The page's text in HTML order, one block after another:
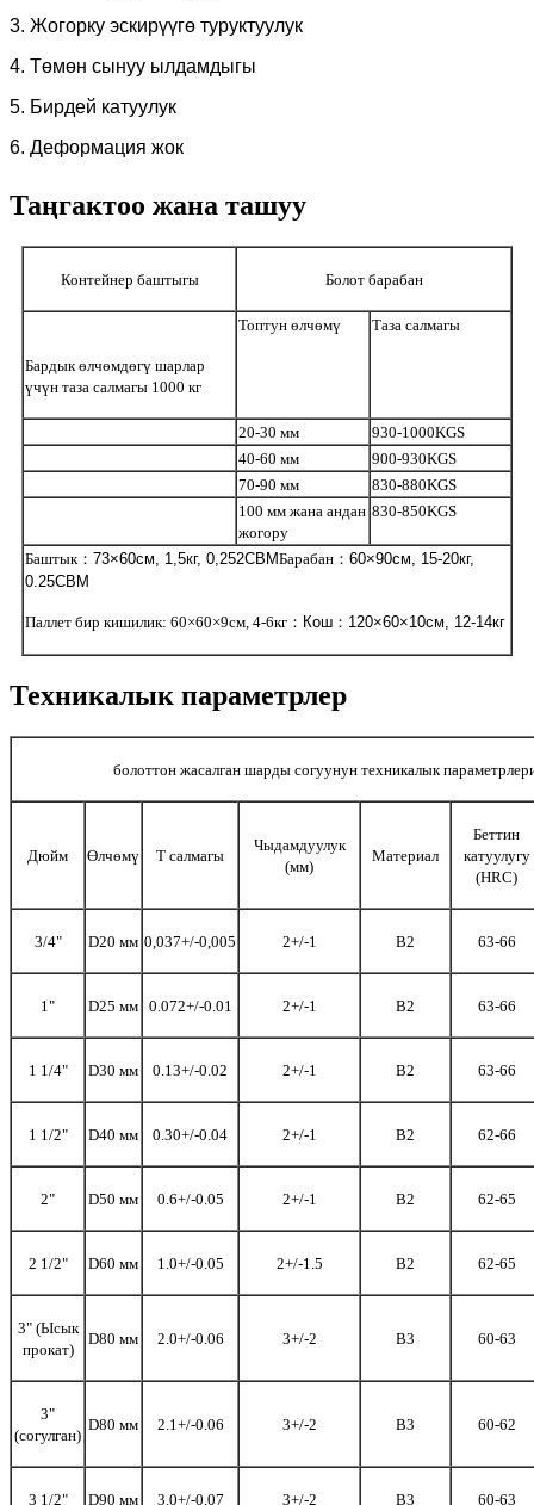
3. Жогорку эскирүүгө туруктуулук
4. Төмөн сынуу ылдамдыгы
5. Бирдей катуулук
6. Деформация жок
Таңгактоо жана ташуу
Контейнер баштыгы Болот барабан
Бардык өлчөмдөгү шарлар
үчүн таза салмагы 1000 кг
Топтун өлчөмү Таза салмагы
20-30 мм
930-1000KGS
40-60 мм
900-930KGS
70-90 мм
830-880KGS
100 мм жана андан
жогору
830-850KGS
Баштык ： 73×60см, 1,5кг, 0,252CBMБарабан ： 60×90см, 15-20кг,
0.25CBM
Паллет бир кишилик: 60×60×9см, 4-6кг ： Кош ： 120×60×10см, 12-14кг
Техникалык параметрлер
болоттон жасалган шарды согуунун техникалык
Дюйм Өлчөмү Т салмагы
Чыдамдуулук
(мм)
Материал
Беттин
катуулугу
(HRC)
3/4" D20 мм 0,037+/-0,005 2+/-1 B2 63-66
1" D25 мм 0.072+/-0.01 2+/-1 B2 63-66
1 1/4" D30 мм 0.13+/-0.02 2+/-1 B2 63-66
1 1/2" D40 мм 0.30+/-0.04 2+/-1 B2 62-66
2" D50 мм 0.6+/-0.05 2+/-1 B2 62-65
2 1/2" D60 мм 1.0+/-0.05 2+/-1.5 B2 62-65
3" (Ысык
прокат)
D80 мм 2.0+/-0.06 3+/-2 B3 60-63
3"
(согулган)
D80 мм 2.1+/-0.06 3+/-2 B3 60-62
3 1/2" D90 мм 3.0+/-0.07 3+/-2 B3 60-63